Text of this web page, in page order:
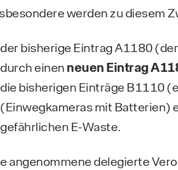
werden zu diesem
der bisherige Eintrag A1180
durch einenneuen Eintrag
die bisherigen Einträge B1110
(Einwegkameras mit Batterien)
gefährlichen E-Waste.
angenommene delegierte